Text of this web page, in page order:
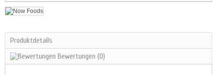
Produktdetails
Bewertungen (0)